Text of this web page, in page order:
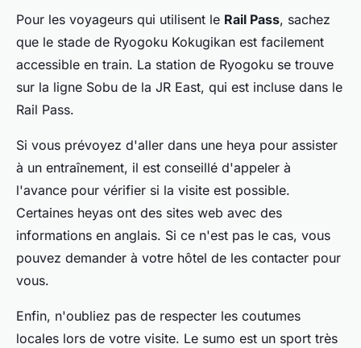
Pour les voyageurs qui utilisent le Rail Pass, sachez
que le stade de Ryogoku Kokugikan est facilement
accessible en train. La station de Ryogoku se trouve
sur la ligne Sobu de la JR East, qui est incluse dans le
Rail Pass.
Si vous prévoyez d'aller dans une heya pour assister
à un entraînement, il est conseillé d'appeler à
l'avance pour vérifier si la visite est possible.
Certaines heyas ont des sites web avec des
informations en anglais. Si ce n'est pas le cas, vous
pouvez demander à votre hôtel de les contacter pour
vous.
Enfin, n'oubliez pas de respecter les coutumes
locales lors de votre visite. Le sumo est un sport très